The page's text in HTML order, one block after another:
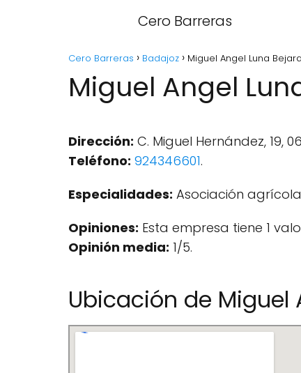
Cero Barreras
Cero Barreras Badajoz Miguel Angel Luna
Miguel Angel
Dirección: C. Miguel Hernández, 19,
Teléfono: 924346601.
Especialidades: Asociación
Opiniones: Esta empresa tiene 1
Opinión media: 1/5.
Ubicación de Miguel